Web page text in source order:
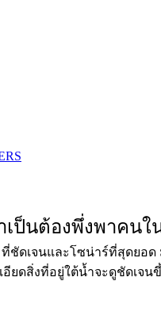
เป็นต้องพึ่งพาคน
ชัดเจนและโซน่าร์ที่สุดย
อียดสิ่งที่อยู่ใต้น้ำจะดูชัดเ